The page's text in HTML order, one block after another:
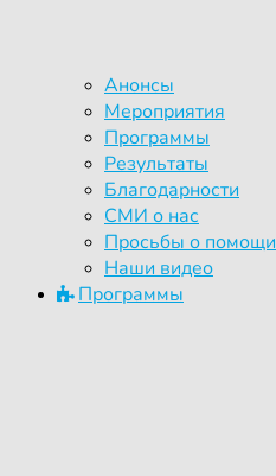
Анонсы
Мероприятия
Программы
Результаты
Благодарности
СМИ о нас
Просьбы о помощи
Наши видео
Программы